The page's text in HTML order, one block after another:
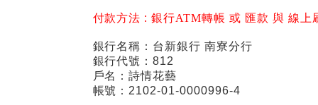
付款方法 :銀行ATM轉帳 或 匯款 與 線上
銀行名稱：台新銀行 南寮分行
銀行代號：812
戶名：詩情花藝
帳號：2102-01-0000996-4